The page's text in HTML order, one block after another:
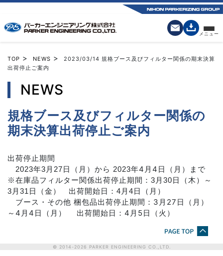
TOP > NEWS > 2023/03/14 規格ブース及びフィルター関係の期末決算
出荷停止ご案内
NEWS
規格ブース及びフィルター関係の
期末決算出荷停止ご案内
出荷停止期間
2023年3月27日（月）から 2023年4月4日（月）まで
※在庫品フィルター関係出荷停止期間：3月30日（木）～
3月31日（金） 出荷開始日：4月4日（月）
ブース・その他 梱包品出荷停止期間：3月27日（月）
～4月4日（月） 出荷開始日：4月5日（火）
© 2014- 2026 PARKER ENGINEERING CO.,LTD.